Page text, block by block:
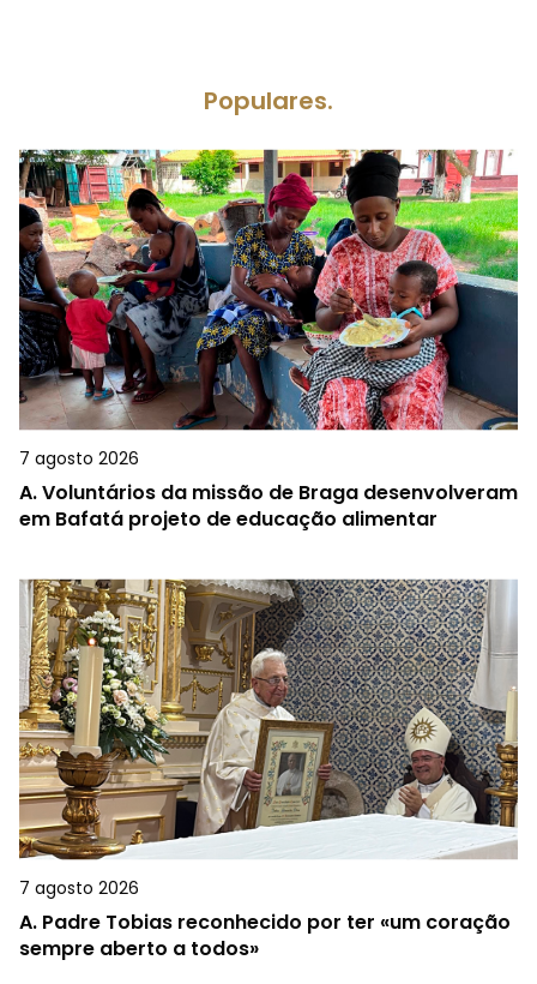
Populares.
7 agosto 2026
A.Voluntários da missão de Braga desenvolveram
em Bafatá projeto de educação alimentar
7 agosto 2026
A. Padre Tobias reconhecido por ter «um coração
sempre aberto a todos»